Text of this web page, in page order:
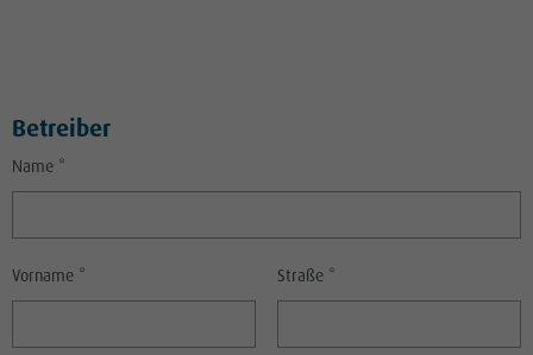
Betreiber
Name *
Vorname * Straße *